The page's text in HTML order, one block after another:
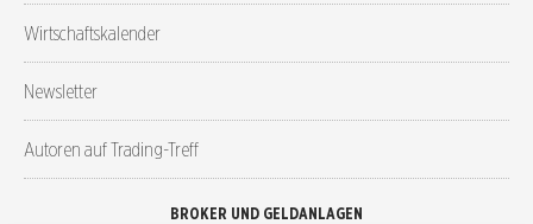
Wirtschaftskalender
Newsletter
Autoren auf Trading-Treff
BROKER UND GELDANLAGEN